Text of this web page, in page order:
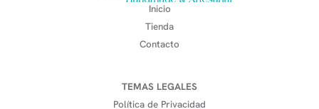
Inicio
Tienda
Contacto
TEMAS LEGALES
Política de Privacidad